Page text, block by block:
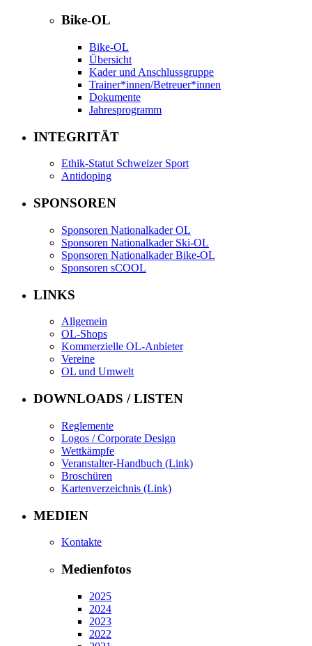
Bike-OL
Bike-OL
Übersicht
Kader und Anschlussgruppe
Trainer*innen/Betreuer*innen
Dokumente
Jahresprogramm
INTEGRITÄT
Ethik-Statut Schweizer Sport
Antidoping
SPONSOREN
Sponsoren Nationalkader OL
Sponsoren Nationalkader Ski-OL
Sponsoren Nationalkader Bike-OL
Sponsoren sCOOL
LINKS
Allgemein
OL-Shops
Kommerzielle OL-Anbieter
Vereine
OL und Umwelt
DOWNLOADS / LISTEN
Reglemente
Logos / Corporate Design
Wettkämpfe
Veranstalter-Handbuch (Link)
Broschüren
Kartenverzeichnis (Link)
MEDIEN
Kontakte
Medienfotos
2025
2024
2023
2022